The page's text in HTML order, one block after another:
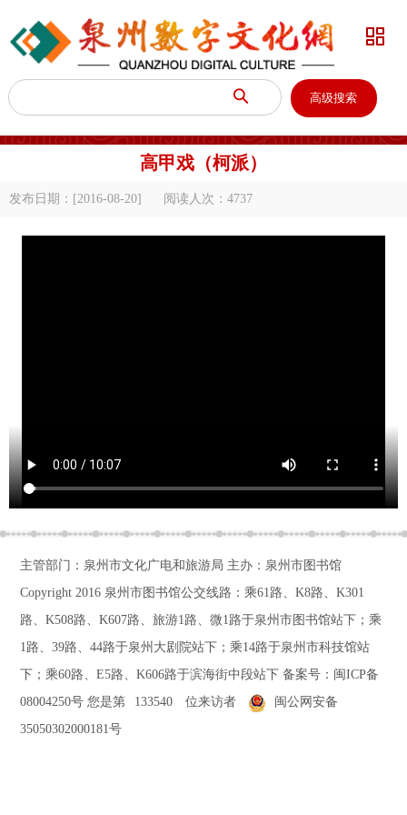
 高级搜索

高甲戏（柯派）
发布日期：[2016-08-20] 阅读人次： 4737
主管部门：泉州市文化广电和旅游局 主办：泉州市图书馆
Copyright 2016 泉州市图书馆公交线路：乘61路、K8路、K301
路、K508路、K607路、旅游1路、微1路于泉州市图书馆站下；乘
1路、39路、44路于泉州大剧院站下；乘14路于泉州市科技馆站
下；乘60路、E5路、K606路于滨海街中段站下备案号： 闽ICP备
08004250号 您是第 133540 位来访者
闽公网安备
35050302000181号